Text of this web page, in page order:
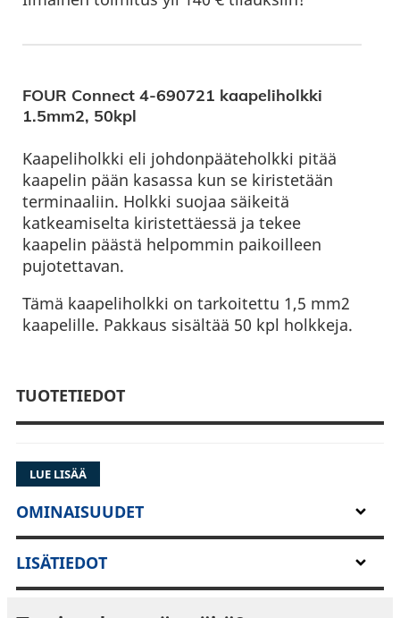
FOUR Connect 4-690721 kaapeliholkki
1.5mm2, 50kpl
Kaapeliholkki eli johdonpääteholkki pitää
kaapelin pään kasassa kun se kiristetään
terminaaliin. Holkki suojaa säikeitä
katkeamiselta kiristettäessä ja tekee
kaapelin päästä helpommin paikoilleen
pujotettavan.
Tämä kaapeliholkki on tarkoitettu 1,5 mm2
kaapelille. Pakkaus sisältää 50 kpl holkkeja.
TUOTETIEDOT
LUE LISÄÄ
OMINAISUUDET
LISÄTIEDOT